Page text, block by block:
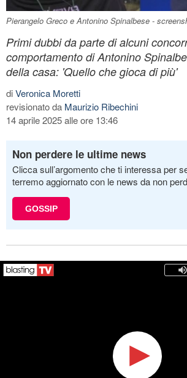
Pierangelo Greco e Antonino Spinalbese -
Primi dubbi da parte di alcuni
comportamento di Antonino
della casa: 'Quello che gioca di più'
diVeronica Moretti
revisionato da Maurizio Ribechini
14 aprile 2025 alle ore 13:46
Non perdere le ultime news
Clicca sull’argomento che ti interessa per
terremo aggiornato con le news da non
GOSSIP